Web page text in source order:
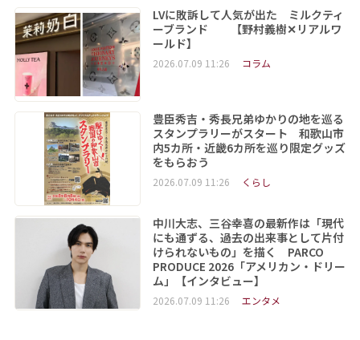
LVに敗訴して人気が出た ミルクティ
ーブランド 【野村義樹✕リアルワ
ールド】
2026.07.09 11:26 コラム
豊臣秀吉・秀長兄弟ゆかりの地を巡る
スタンプラリーがスタート 和歌山市
内5カ所・近畿6カ所を巡り限定グッズ
をもらおう
2026.07.09 11:26 くらし
中川大志、三谷幸喜の最新作は「現代
にも通ずる、過去の出来事として片付
けられないもの」を描く PARCO
PRODUCE 2026「アメリカン・ドリー
ム」【インタビュー】
2026.07.09 11:26 エンタメ